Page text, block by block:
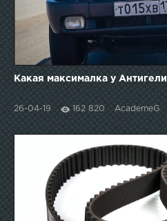
Какая максималка у
26-04-19 162 820 AcademeG